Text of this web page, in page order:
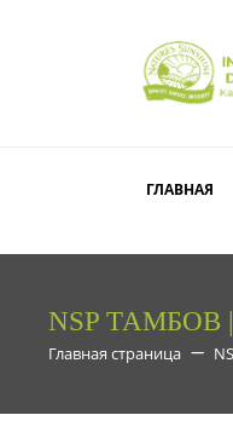
ГЛАВНАЯ
NSP
Главная страница